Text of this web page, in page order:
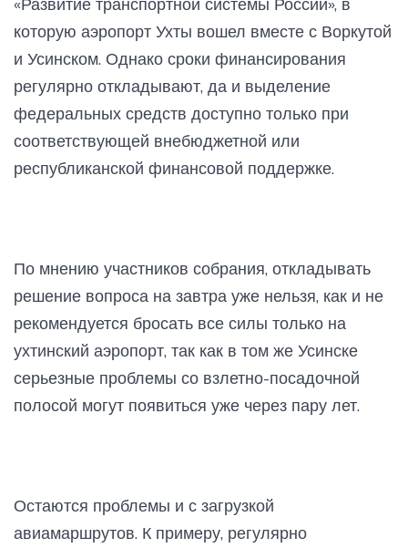
которую аэропорт Ухты вошел вместе с Воркутой
и Усинском. Однако сроки финансирования
регулярно откладывают, да и выделение
федеральных средств доступно только при
соответствующей внебюджетной или
республиканской финансовой поддержке.
По мнению участников собрания, откладывать
решение вопроса на завтра уже нельзя, как и не
рекомендуется бросать все силы только на
ухтинский аэропорт, так как в том же Усинске
серьезные проблемы со взлетно-посадочной
полосой могут появиться уже через пару лет.
Остаются проблемы и с загрузкой
авиамаршрутов. К примеру, регулярно